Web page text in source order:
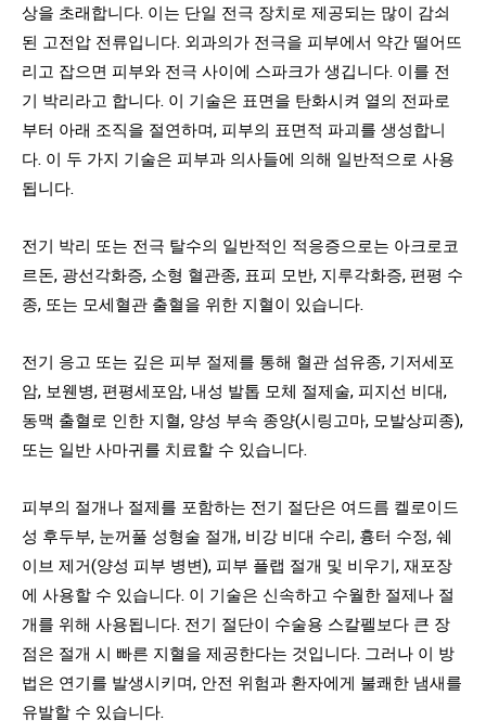
상을 초래합니다. 이는 단일 전극 장치로 제공되는 많이 감쇠
된 고전압 전류입니다. 외과의가 전극을 피부에서 약간 떨어뜨
리고 잡으면 피부와 전극 사이에 스파크가 생깁니다. 이를 전
기 박리라고 합니다. 이 기술은 표면을 탄화시켜 열의 전파로
부터 아래 조직을 절연하며, 피부의 표면적 파괴를 생성합니
다. 이 두 가지 기술은 피부과 의사들에 의해 일반적으로 사용
됩니다.
전기 박리 또는 전극 탈수의 일반적인 적응증으로는 아크로코
르돈, 광선각화증, 소형 혈관종, 표피 모반, 지루각화증, 편평 수
종, 또는 모세혈관 출혈을 위한 지혈이 있습니다.
전기 응고 또는 깊은 피부 절제를 통해 혈관 섬유종, 기저세포
암, 보웬병, 편평세포암, 내성 발톱 모체 절제술, 피지선 비대,
동맥 출혈로 인한 지혈, 양성 부속 종양(시링고마, 모발상피종),
또는 일반 사마귀를 치료할 수 있습니다.
피부의 절개나 절제를 포함하는 전기 절단은 여드름 켈로이드
성 후두부, 눈꺼풀 성형술 절개, 비강 비대 수리, 흉터 수정, 쉐
이브 제거(양성 피부 병변), 피부 플랩 절개 및 비우기, 재포장
에 사용할 수 있습니다. 이 기술은 신속하고 수월한 절제나 절
개를 위해 사용됩니다. 전기 절단이 수술용 스칼펠보다 큰 장
점은 절개 시 빠른 지혈을 제공한다는 것입니다. 그러나 이 방
법은 연기를 발생시키며, 안전 위험과 환자에게 불쾌한 냄새를
유발할 수 있습니다.